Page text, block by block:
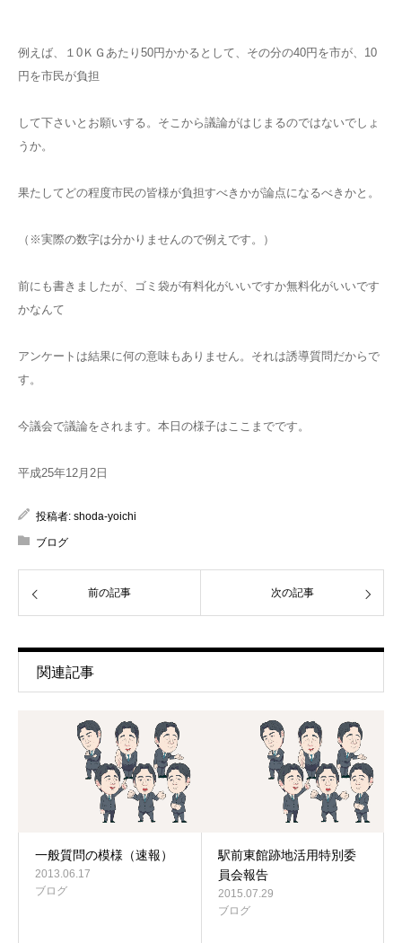
例えば、１0ＫＧあたり50円かかるとして、その分の40円を市が、10
円を市民が負担
して下さいとお願いする。そこから議論がはじまるのではないでしょ
うか。
果たしてどの程度市民の皆様が負担すべきかが論点になるべきかと。
（※実際の数字は分かりませんので例えです。）
前にも書きましたが、ゴミ袋が有料化がいいですか無料化がいいです
かなんて
アンケートは結果に何の意味もありません。それは誘導質問だからで
す。
今議会で議論をされます。本日の様子はここまでです。
平成25年12月2日
投稿者: shoda-yoichi
ブログ
前の記事 次の記事
関連記事
一般質問の模様（速報）
2013.06.17
ブログ
駅前東館跡地活用特別委
員会報告
2015.07.29
ブログ